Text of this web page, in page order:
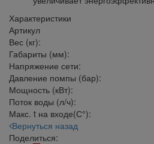
Характеристики
Артикул
Вес (кг):
Габариты (мм):
Напряжение сети:
Давление помпы (бар):
Мощность (кВт):
Поток воды (л/ч):
Макс. t на входе(С°):
Вернуться назад
Поделиться: